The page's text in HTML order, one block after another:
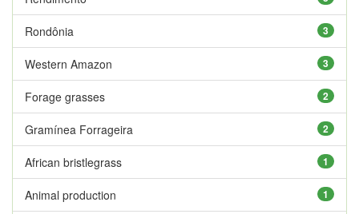
3
Rondônia
3
Western Amazon
2
Forage grasses
2
Gramínea Forrageira
1
African bristlegrass
1
Animal production